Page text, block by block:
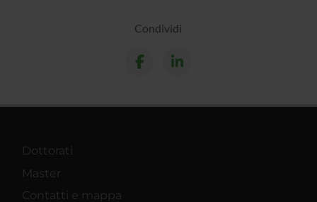
Condividi
Dottorati
Master
Contatti e mappa